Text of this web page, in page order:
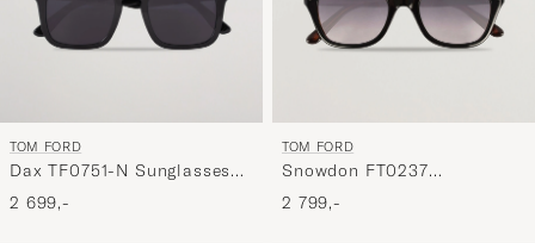
TOM FORD
Dax TF0751-N Sunglasses
Black
2 699,-
TOM FORD
Snowdon FT0237
Sunglasses Black
2 799,-